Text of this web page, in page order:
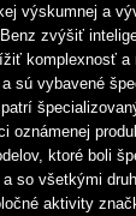
výskumnej a
zvýšiť
komplexnosť
sú vybavené
oznámenej
ktoré boli
so všetkými
aktivity